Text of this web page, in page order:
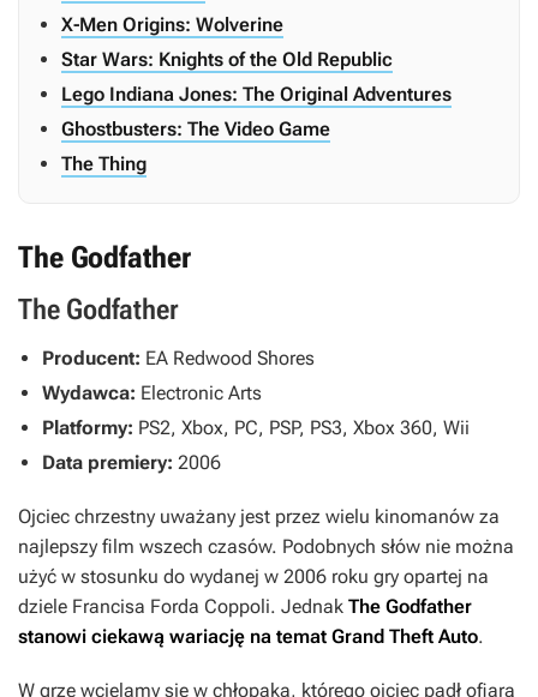
X-Men Origins: Wolverine
Star Wars: Knights of the Old Republic
Lego Indiana Jones: The Original Adventures
Ghostbusters: The Video Game
The Thing
The Godfather
The Godfather
Producent: EA Redwood Shores
Wydawca: Electronic Arts
Platformy: PS2, Xbox, PC, PSP, PS3, Xbox 360, Wii
Data premiery: 2006
Ojciec chrzestny uważany jest przez wielu kinomanów za
najlepszy film wszech czasów. Podobnych słów nie można
użyć w stosunku do wydanej w 2006 roku gry opartej na
dziele Francisa Forda Coppoli. Jednak The Godfather
stanowi ciekawą wariację na temat Grand Theft Auto.
W grze wcielamy się w chłopaka, którego ojciec padł ofiarą